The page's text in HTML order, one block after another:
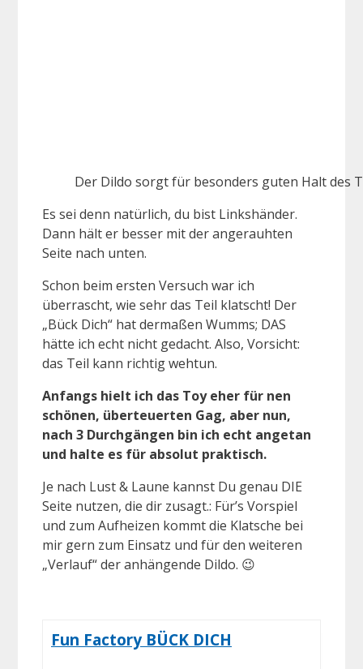
Der Dildo sorgt für besonders guten Halt des
Es sei denn natürlich, du bist Linkshänder.
Dann hält er besser mit der angerauhten
Seite nach unten.
Schon beim ersten Versuch war ich
überrascht, wie sehr das Teil klatscht! Der
„Bück Dich“ hat dermaßen Wumms; DAS
hätte ich echt nicht gedacht. Also, Vorsicht:
das Teil kann richtig wehtun.
Anfangs hielt ich das Toy eher für nen
schönen, überteuerten Gag, aber nun,
nach 3 Durchgängen bin ich echt angetan
und halte es für absolut praktisch.
Je nach Lust & Laune kannst Du genau DIE
Seite nutzen, die dir zusagt.: Für’s Vorspiel
und zum Aufheizen kommt die Klatsche bei
mir gern zum Einsatz und für den weiteren
„Verlauf“ der anhängende Dildo. 😉
Fun Factory BÜCK DICH